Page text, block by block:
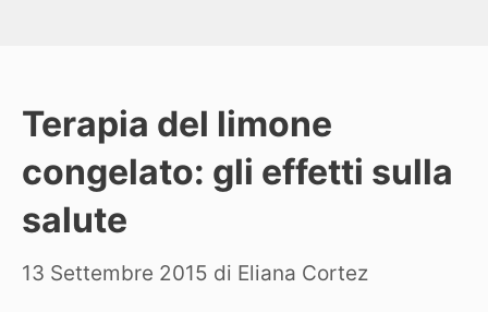
Terapia del limone
congelato: gli effetti sulla
salute
13 Settembre 2015 di Eliana Cortez